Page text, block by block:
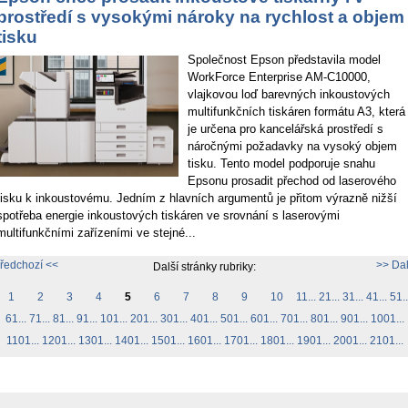
s vysokými nároky na rychlost a objem
Společnost Epson představila model
WorkForce Enterprise AM-C10000,
vlajkovou loď barevných inkoustových
multifunkčních tiskáren formátu A3, která
je určena pro kancelářská prostředí s
náročnými požadavky na vysoký objem
tisku. Tento model podporuje snahu
Epsonu prosadit přechod od laserového
k inkoustovému. Jedním z hlavních argumentů je přitom výrazně nižší
energie inkoustových tiskáren ve srovnání s laserovými
zařízeními ve stejné...
<< >>
Další stránky rubriky:
1 2 3 4 5 6 7 8 9 10 11... 21... 31... 41...
61...
71... 81... 91... 101... 201... 301... 401... 501... 601... 701... 801... 901...
1001...
1101...
1201... 1301... 1401... 1501... 1601... 1701... 1801... 1901... 2001... 2101...